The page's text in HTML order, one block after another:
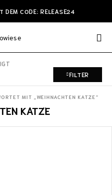
DEM CODE: RELEASE24
FILTER
KATZE
MIT „WEIHNACHTEN KATZE“